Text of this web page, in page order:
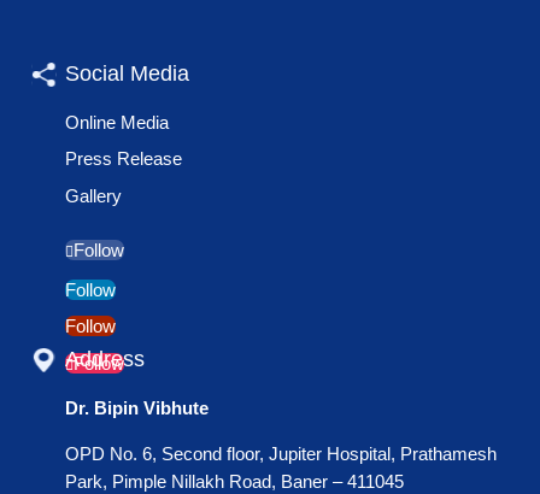
Social Media
Online Media
Press Release
Gallery
Follow
Follow
Follow
Follow
Address
Dr. Bipin Vibhute
OPD No. 6, Second floor, Jupiter Hospital, Prathamesh
Park, Pimple Nillakh Road, Baner – 411045